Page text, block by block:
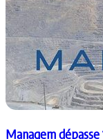
Managem